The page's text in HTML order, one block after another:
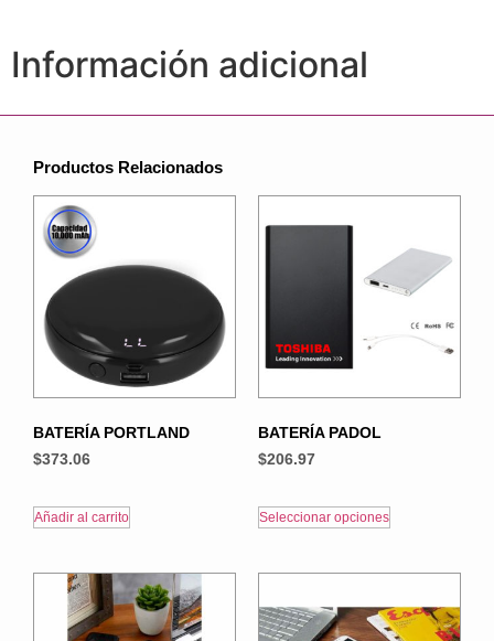
Información adicional
Productos Relacionados
BATERÍA PORTLAND
$373.06
Añadir al carrito
BATERÍA PADOL
$206.97
Seleccionar opciones